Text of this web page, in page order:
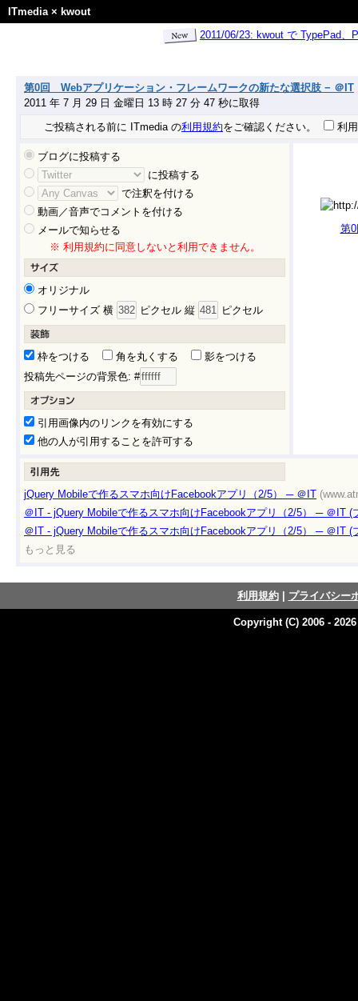
ITmedia× kwout
2011/06/23: kwout で TypePad
第0回 Webアプリケーション・フレームワークの新たな選択肢 − ＠IT
2011 年 7 月 29 日 金曜日 13 時 27 分 47 秒に取得
ご投稿される前に ITmedia の利用規約をご確認ください。 利
ブログに投稿する
に投稿する
で注釈を付ける
動画／音声でコメントを付ける
メールで知らせる
※ 利用規約に同意しないと利用できません。
オリジナル
フリーサイズ 横
ピクセル 縦 ピクセル
枠をつける 角を丸くする
影をつける
投稿先ページの背景色: #
引用画像内のリンクを有効にする
他の人が引用することを許可する
第
jQuery Mobileで作るスマホ向けFacebookアプリ（2/5） ─ ＠IT
＠IT - jQuery Mobileで作るスマホ向けFacebookアプリ（2/5） ─ ＠IT (
＠IT - jQuery Mobileで作るスマホ向けFacebookアプリ（2/5） ─ ＠IT (
もっと見る
利用規約| プライバシー
Copyright (C) 2006 -